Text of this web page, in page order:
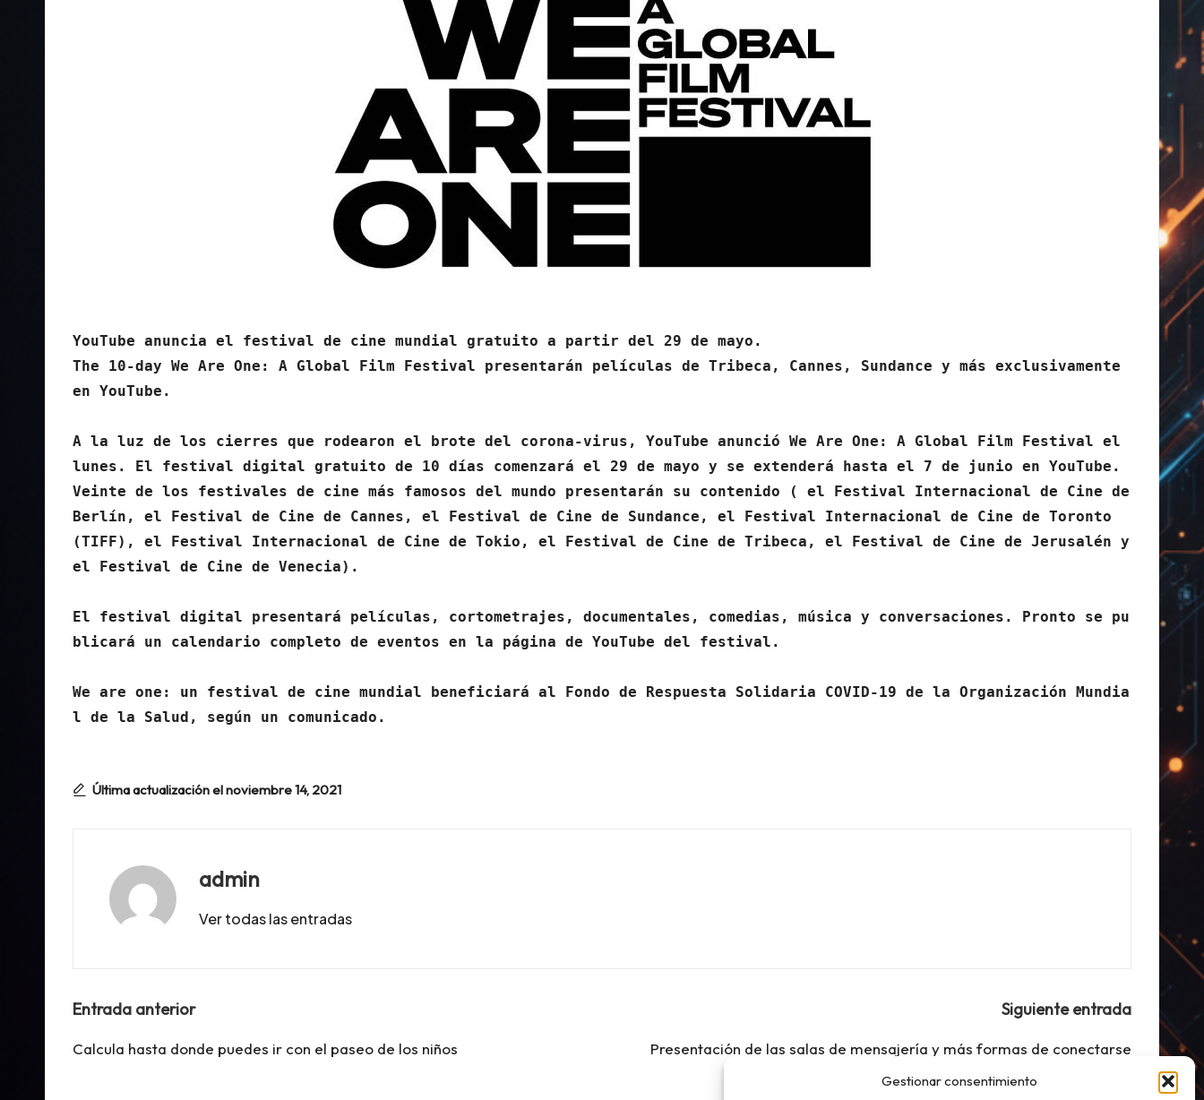
Gestionar consentimiento
YouTube anuncia el festival de cine mundial gratuito a partir del 29 de mayo.
The 10-day We Are One: A Global Film Festival presentarán películas de Tribeca, Cannes, Sundance y más exclusivamente
en YouTube.
A la luz de los cierres que rodearon el brote del corona-virus, YouTube anunció We Are One: A Global Film Festival el
lunes. El festival digital gratuito de 10 días comenzará el 29 de mayo y se extenderá hasta el 7 de junio en YouTube.
Veinte de los festivales de cine más famosos del mundo presentarán su contenido ( el Festival Internacional de Cine de
Berlín, el Festival de Cine de Cannes, el Festival de Cine de Sundance, el Festival Internacional de Cine de Toronto
(TIFF), el Festival Internacional de Cine de Tokio, el Festival de Cine de Tribeca, el Festival de Cine de Jerusalén y
el Festival de Cine de Venecia).
El festival digital presentará películas, cortometrajes, documentales, comedias, música y conversaciones. Pronto se pu
blicará un calendario completo de eventos en la página de YouTube del festival.
We are one: un festival de cine mundial beneficiará al Fondo de Respuesta Solidaria COVID-19 de la Organización Mundia
l de la Salud, según un comunicado.
Última actualización el noviembre 14, 2021
admin
Ver todas las entradas
Navegación
de
Entrada anterior
Calcula hasta donde puedes ir con el paseo de los niños
Siguiente entrada
Presentación de las salas de mensajería y más formas de conectarse